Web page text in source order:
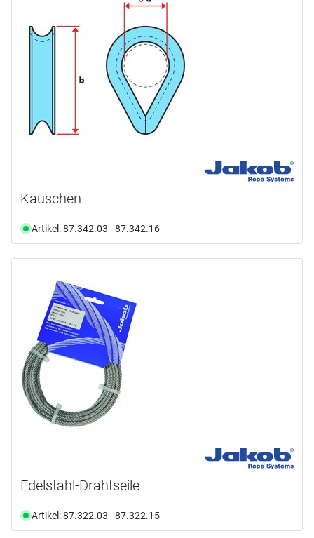
Kauschen
Artikel: 87.342.03 - 87.342.16
Edelstahl-Drahtseile
Artikel: 87.322.03 - 87.322.15